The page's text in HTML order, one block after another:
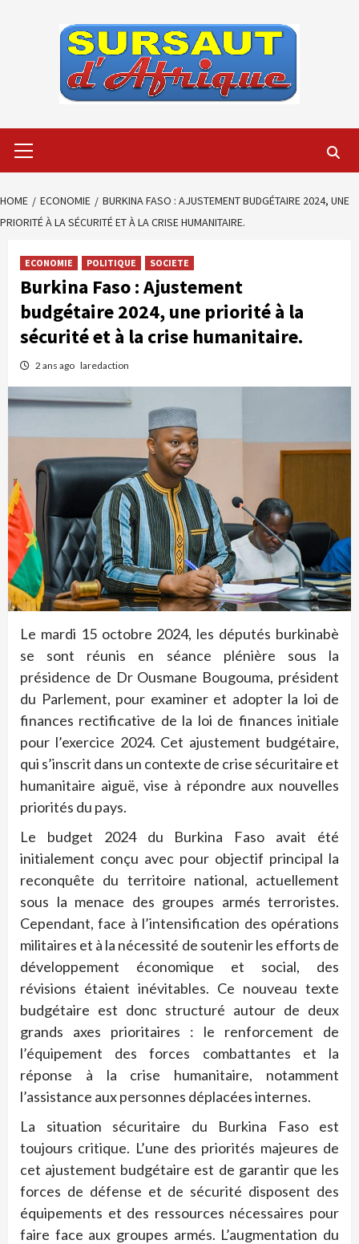
Menu
HOME ECONOMIE
BURKINA FASO : AJUSTEMENT BUDGÉTAIRE 2024, UNE
PRIORITÉ À LA SÉCURITÉ ET À LA CRISE HUMANITAIRE.
ECONOMIE POLITIQUE SOCIETE
Burkina Faso : Ajustement
budgétaire 2024, une priorité à la
sécurité et à la crise humanitaire.
2 ans ago laredaction
Le mardi 15 octobre 2024, les députés burkinabè
se sont réunis en séance plénière sous la
présidence de Dr Ousmane Bougouma, président
du Parlement, pour examiner et adopter la loi de
finances rectificative de la loi de finances initiale
pour l’exercice 2024. Cet ajustement budgétaire,
qui s’inscrit dans un contexte de crise sécuritaire et
humanitaire aiguë, vise à répondre aux nouvelles
priorités du pays.
Le budget 2024 du Burkina Faso avait été
initialement conçu avec pour objectif principal la
reconquête du territoire national, actuellement
sous la menace des groupes armés terroristes.
Cependant, face à l’intensification des opérations
militaires et à la nécessité de soutenir les efforts de
développement économique et social, des
révisions étaient inévitables. Ce nouveau texte
budgétaire est donc structuré autour de deux
grands axes prioritaires : le renforcement de
l’équipement des forces combattantes et la
réponse à la crise humanitaire, notamment
l’assistance aux personnes déplacées internes.
La situation sécuritaire du Burkina Faso est
toujours critique. L’une des priorités majeures de
cet ajustement budgétaire est de garantir que les
forces de défense et de sécurité disposent des
équipements et des ressources nécessaires pour
faire face aux groupes armés. L’augmentation du